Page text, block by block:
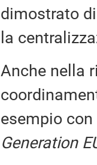
dimostrato
la
Anche nella
esempio
Generation